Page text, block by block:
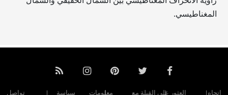
المغناطيسي.
اتجاه العثور على القبلة مع معلومات سياسة تواصل